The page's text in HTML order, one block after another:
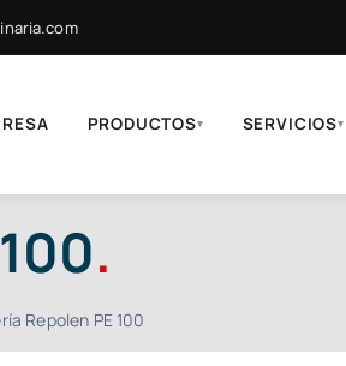
PRODUCTOS▾ SERVICIOS▾
.
Repolen PE 100